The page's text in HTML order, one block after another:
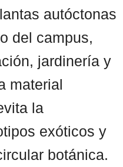
autóctonas
del campus,
jardinería y
material
la
exóticos y
botánica.